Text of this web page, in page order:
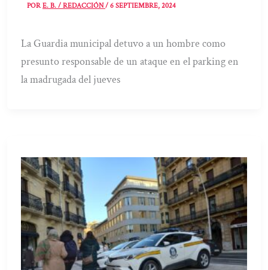
PORE. B. / REDACCIÓN/6 SEPTIEMBRE, 2024
La Guardia municipal detuvo a un hombre como
presunto responsable de un ataque en el parking en
la madrugada del jueves